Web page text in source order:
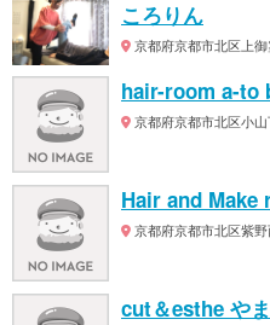
ころりん
京都府京都市北区上
hair-room a-to
京都府京都市北区小
Hair and Make
京都府京都市北区紫
cut＆esthe や